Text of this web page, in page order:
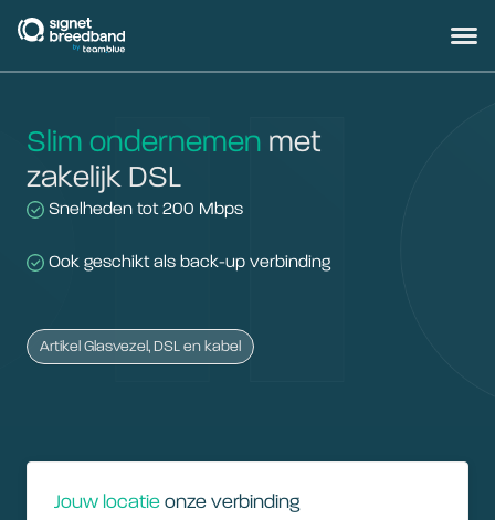
signetbreedband
Slim ondernemen met
zakelijk DSL
Snelheden tot 200 Mbps
Ook geschikt als back-up verbinding
Artikel Glasvezel, DSL en kabel
Jouw locatie onze verbinding